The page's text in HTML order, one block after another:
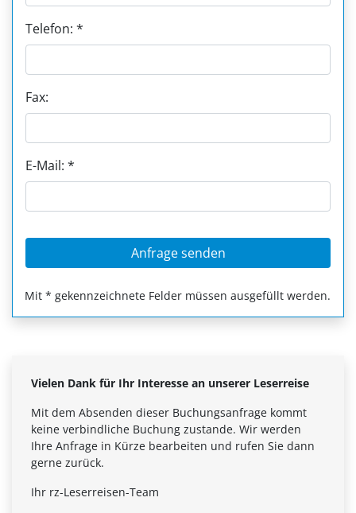
Telefon: *
Fax:
E-Mail: *
Mit * gekennzeichnete Felder müssen ausgefüllt werden.
Vielen Dank für Ihr Interesse an unserer Leserreise
Mit dem Absenden dieser Buchungsanfrage kommt
keine verbindliche Buchung zustande. Wir werden
Ihre Anfrage in Kürze bearbeiten und rufen Sie dann
gerne zurück.
Ihr rz-Leserreisen-Team